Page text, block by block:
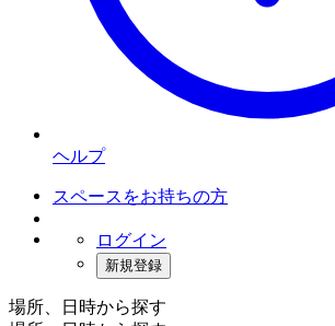
ヘルプ
スペースをお持ちの方
ログイン
新規登録
場所、日時から探す